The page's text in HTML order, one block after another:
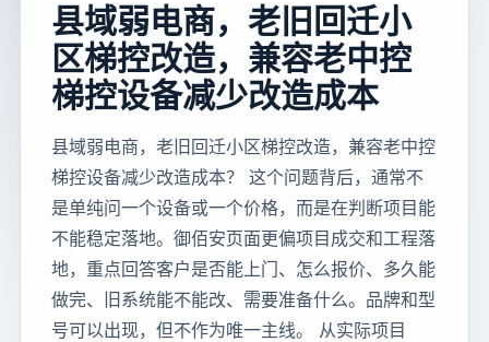
县域弱电商，老旧回迁小
区梯控改造，兼容老中控
梯控设备减少改造成本
县域弱电商，老旧回迁小区梯控改造，兼容老中控
梯控设备减少改造成本？ 这个问题背后，通常不
是单纯问一个设备或一个价格，而是在判断项目能
不能稳定落地。御佰安页面更偏项目成交和工程落
地，重点回答客户是否能上门、怎么报价、多久能
做完、旧系统能不能改、需要准备什么。品牌和型
号可以出现，但不作为唯一主线。 从实际项目